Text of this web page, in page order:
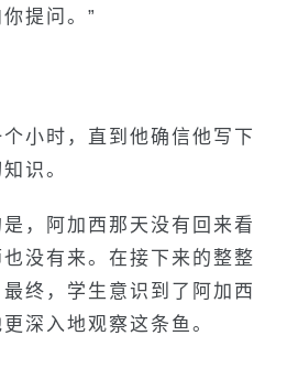
提问。”
小时，直到他确信他写下
识。
，阿加西那天没有回来看
没有来。在接下来的整整
终，学生意识到了阿加西
深入地观察这条鱼。